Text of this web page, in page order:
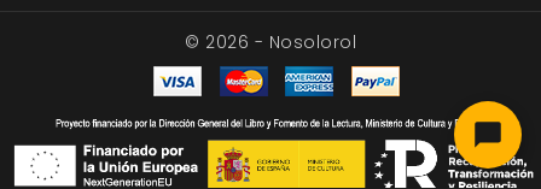
© 2026 - Nosolorol